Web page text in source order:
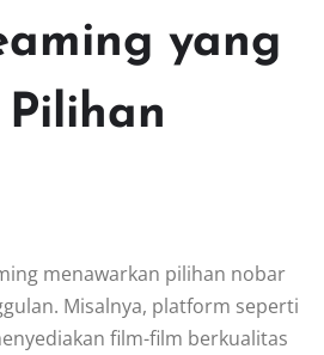
yang
menawarkan pilihan nobar
Misalnya, platform seperti
film-film berkualitas